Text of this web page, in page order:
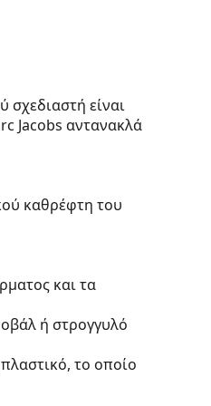
σχεδιαστή είναι
Jacobs αντανακλά
καθρέφτη του
και τα
οβάλ ή στρογγυλό
το οποίο